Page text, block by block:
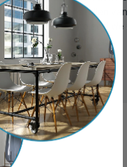
bij het samenstellen
steigerbuis bouwproject!
8:30uur tot 17:00uur.
/ 42,4